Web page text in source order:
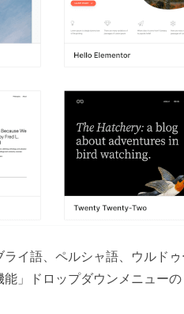
イ語、ペルシャ語、ウルド
」ドロップダウンメニュー